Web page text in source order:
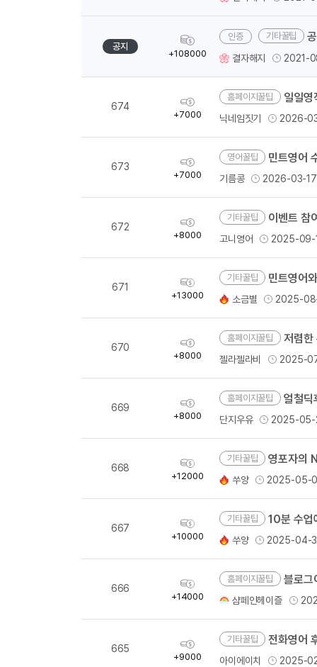
업적 트로피
퀘스트
퀘스트
퀘스트
업적 트로피
업적 트로피
업적 트로피
업적 트로피
[도전]영문법퀴즈
[도전]영문법퀴즈
새글
[도전]영문법퀴즈새글
[도전]영문법퀴즈
[도전]영문법퀴즈
[도전]영문법퀴즈
[도전]영문법퀴즈새글
[도전]영문법퀴즈
[도전]영문법퀴즈
새글
[도전]영문법퀴즈
[도전]이디엄퀴즈
[도전]이디엄퀴즈
[도전]이디엄퀴즈
[도전]이디엄퀴즈
[도전]이디엄퀴즈
[도전]이디엄퀴즈
[도전]이디엄퀴즈
[도전]이디엄퀴즈
[도전]이디엄퀴즈
[도전]이디엄퀴즈
[도전]어휘퀴즈새글
[도전]어휘퀴즈새글
[도전]어휘퀴즈
[도전]어휘퀴즈
[도전]어휘퀴즈
[도전]어휘퀴즈새글
[도전]어휘퀴즈
유용한영어표현
공지
획
득
+108000
기타꿀팁 공
결자해지 2021-
674
획
득
+7000
홈페이지꿀팁 일일영
닉네임짓기 2026-
673
획
득
+7000
영어꿀팁 민트영어
기름콩 2026-03-17
672
획
득
+8000
기타꿀팁 이벤트 참
고니영어 2025-09-
671
획
득
+13000
기타꿀팁 민트영어
소금별 2025-
670
획
득
+8000
홈페이지꿀팁 저렴한
젤라젤라비 2025-
669
획
득
+8000
홈페이지꿀팁 얼철딕
단지우유 2025-05-
668
획
득
+12000
기타꿀팁 영포자의
쑤양 2025-05-
667
획
득
+10000
기타꿀팁 10분 수업
쑤양 2025-04-
666
획
득
+14000
홈페이지꿀팁 블로그
샴페인헤이즐
665
획
득
+9000
기타꿀팁 전화영어
아이에이치 2025-